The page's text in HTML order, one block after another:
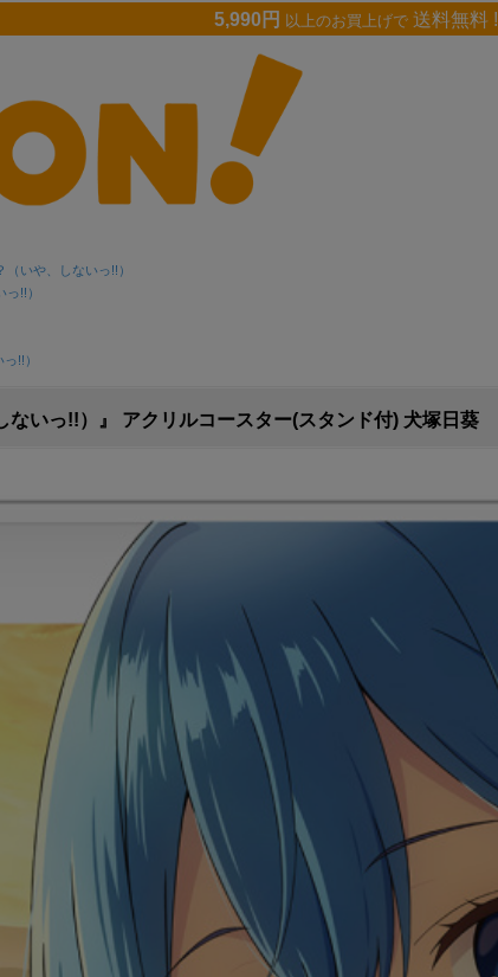
5,990円 以上のお買上げで 送料無料 !
いや、しないっ!!）
!!）
!!）
いっ!!）』 アクリルコースター(スタンド付) 犬塚日葵